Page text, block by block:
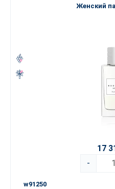
Женский
17
-
w91250